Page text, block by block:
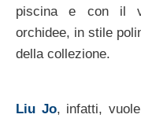
piscina e con il
orchidee, in stile
della collezione.
Liu Jo, infatti,